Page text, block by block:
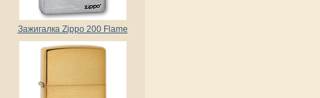
Зажигалка Zippo 200 Flame